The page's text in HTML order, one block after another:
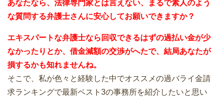
あなたなら、法律専門家とは言えない、まるで素人のよう
な質問する弁護士さんに安心してお願いできますか？
エキスパートな弁護士なら回収できるはずの過払い金が少
なかったりとか、借金減額の交渉がへたで、結局あなたが
損するかも知れませんね。
そこで、私が色々と経験した中でオススメの過バライ金請
求ランキングで最新ベスト3の事務所を紹介したいと思い